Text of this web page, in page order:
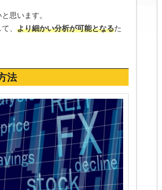
思います。
て、より細かい分析が可能となるた
法